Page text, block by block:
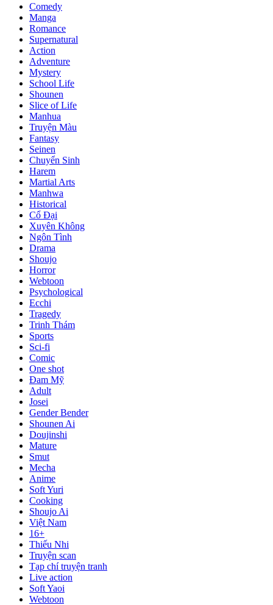
Comedy
Manga
Romance
Supernatural
Action
Adventure
Mystery
School Life
Shounen
Slice of Life
Manhua
Truyện Màu
Fantasy
Seinen
Chuyển Sinh
Harem
Martial Arts
Manhwa
Historical
Cổ Đại
Xuyên Không
Ngôn Tình
Drama
Shoujo
Horror
Webtoon
Psychological
Ecchi
Tragedy
Trinh Thám
Sports
Sci-fi
Comic
One shot
Đam Mỹ
Adult
Josei
Gender Bender
Shounen Ai
Doujinshi
Mature
Smut
Mecha
Anime
Soft Yuri
Cooking
Shoujo Ai
Việt Nam
16+
Thiếu Nhi
Truyện scan
Tạp chí truyện tranh
Live action
Soft Yaoi
Webtoon